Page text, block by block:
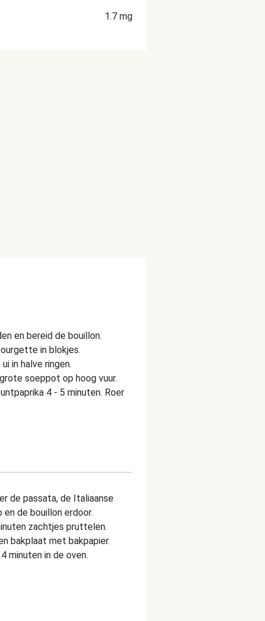
1.7 mg
en bereid de bouillon.
in blokjes.
in halve ringen.
soeppot op hoog vuur.
4 - 5 minuten. Roer
de passata, de Italiaanse
de bouillon erdoor.
zachtjes pruttelen.
bakplaat met bakpapier.
minuten in de oven.